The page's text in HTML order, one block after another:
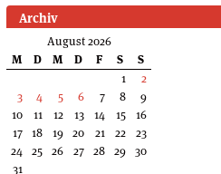
Archiv
August 2026
M
D M D F S
S
1
2
3
4 5 6 7 8
9
10
11 12 13 14 15
16
17 18 19 20 21 22
23
24 25 26 27 28 29 30
31